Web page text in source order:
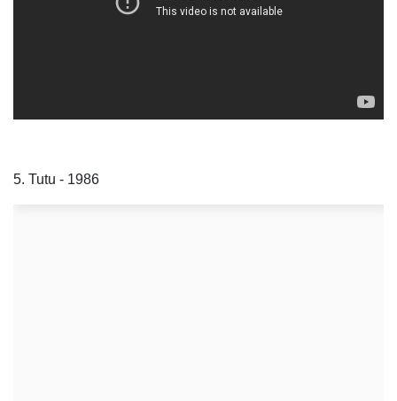
5. Tutu - 1986